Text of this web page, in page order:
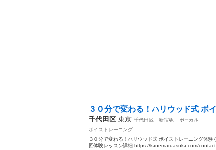
３０分で変わる！ハリウッド式 ボ
千代田区 東京 千代田区 新宿駅
ボーカル
ボイストレーニング
３０分で変わる！ハリウッド式 ボイストレーニング体
回体験レッスン詳細 https://kanemaruasuka.com/contact-